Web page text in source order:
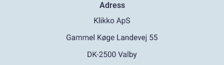
Adress